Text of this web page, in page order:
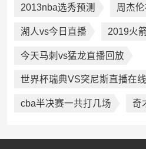
2013nba选秀预测 周杰
湖人vs今日直播 2019火
今天马刺vs猛龙直播回放
世界杯瑞典VS突尼斯直播在
cba半决赛一共打几场 奇